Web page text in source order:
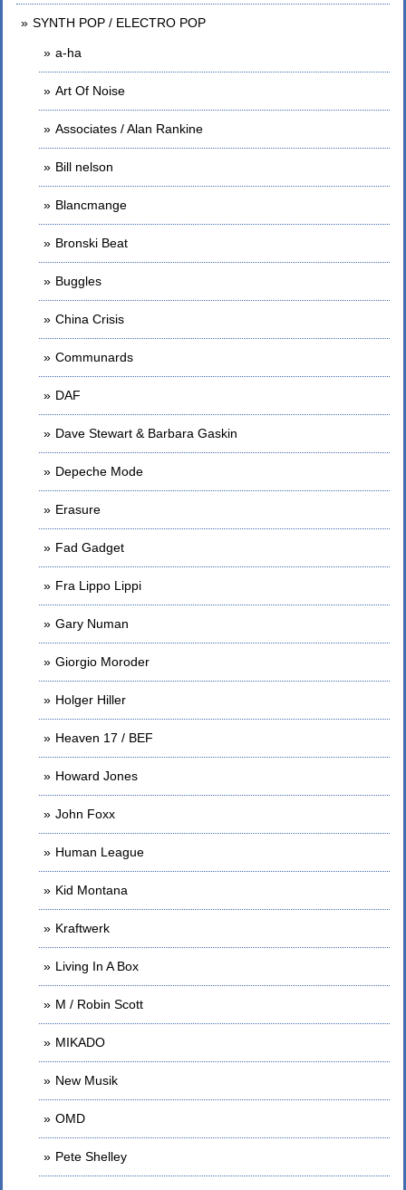
SYNTH POP / ELECTRO POP
a-ha
Art Of Noise
Associates / Alan Rankine
Bill nelson
Blancmange
Bronski Beat
Buggles
China Crisis
Communards
DAF
Dave Stewart & Barbara Gaskin
Depeche Mode
Erasure
Fad Gadget
Fra Lippo Lippi
Gary Numan
Giorgio Moroder
Holger Hiller
Heaven 17 / BEF
Howard Jones
John Foxx
Human League
Kid Montana
Kraftwerk
Living In A Box
M / Robin Scott
MIKADO
New Musik
OMD
Pete Shelley